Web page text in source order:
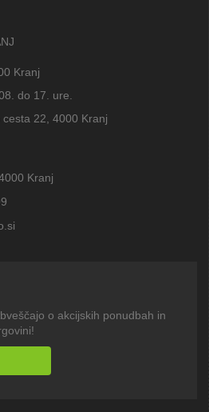
Kranj
do 17. ure.
22, 4000 Kranj
Kranj
o akcijskih ponudbah in